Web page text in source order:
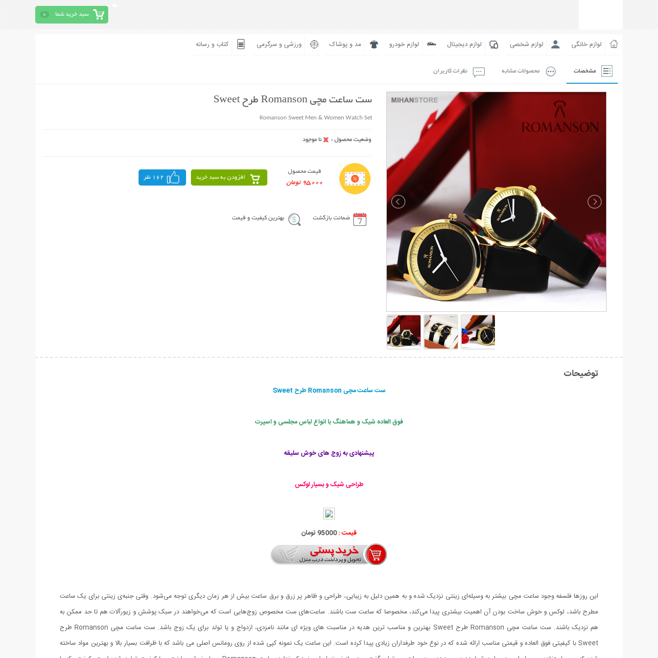
سبد خرید شما 0
لوازم خانگی لوازم شخصی لوازم دیجیتال لوازم خودرو مد و پوشاک ورزشی و سرگرمی کتاب و رسانه
مشخصات محصولات مشابه نظرات کاربران
ست ساعت مچی Romanson طرح Sweet
Romanson Sweet Men & Women Watch Set
قیمت محصول
95,000 تومان
افزودن به سبد خرید 162 نفر
ضمانت بازگشت بهترین کیفیت و قیمت
توضیحات
ست ساعت مچی Romanson طرح Sweet
فوق العاده شیک و هماهنگ با انواع لباس مجلسی و اسپرت
پیشنهادی به زوج های خوش سلیقه
طراحی شیک و بسیار لوکس
قیمت :95000 تومان
این روزها فلسفه وجود ساعت مچی بیشتر به وسیله‌ای زینتی نزدیک شده و به همین دلیل به زیبایی، طراحی و ظاهر پر زرق و برق ساعت بیش از هر زمان دیگری توجه می‌شود. وقتی جنبه‌ی زینتی برای یک ساعت
مطرح باشد، لوکس و خوش ساخت بودن آن اهمیت بیشتری پیدا می‌کند، مخصوصا که ساعت ست باشند. ساعت‌های ست مخصوص زوج‌هایی است که می‌خواهند در سبک پوشش و زیورآلات هم تا حد ممکن به
هم نزدیک باشند. ست ساعت مچی Romanson طرح Sweet بهترین و مناسب ترین هدیه در مناسبت های ویژه ای مانند نامزدی، ازدواج و یا تولد برای یک زوج باشد. ست ساعت مچی Romanson طرح
Sweet با کیفیتی فوق العاده و قیمتی مناسب ارائه شده که در نوع خود طرفداران زیادی پیدا کرده است. این ساعت یک نمونه کپی شده از روی رومانس اصلی می باشد که با ظرافت بسیار بالا و بهترین مواد ساخته